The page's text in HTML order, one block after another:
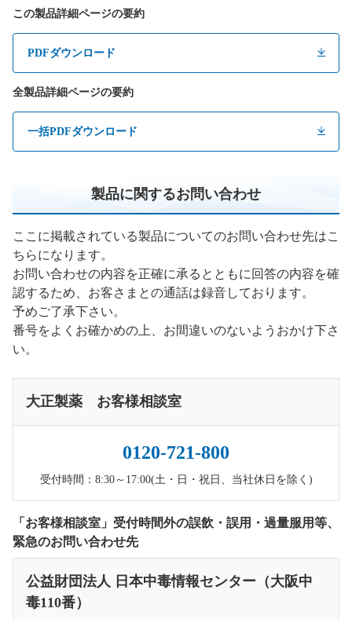
この製品詳細ページの要約
PDFダウンロード
全製品詳細ページの要約
一括PDFダウンロード
製品に関するお問い合わせ
ここに掲載されている製品についてのお問い合わせ先はこ
ちらになります。
お問い合わせの内容を正確に承るとともに回答の内容を確
認するため、お客さまとの通話は録音しております。
予めご了承下さい。
番号をよくお確かめの上、お間違いのないようおかけ下さ
い。
大正製薬 お客様相談室
0120-721-800
受付時間：8:30～17:00(土・日・祝日、当社休日を除く)
「お客様相談室」受付時間外の誤飲・誤用・過量服用等、
緊急のお問い合わせ先
公益財団法人 日本中毒情報センター（大阪中
毒110番）